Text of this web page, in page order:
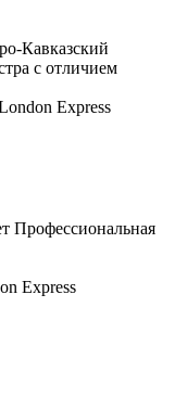
Кавказский
с отличием
Профессиональная